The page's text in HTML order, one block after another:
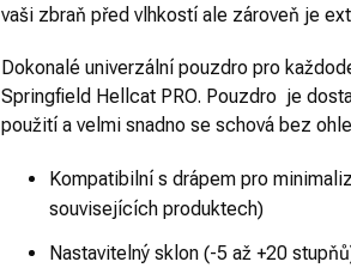
vaši zbraň před vlhkostí ale zároveň je
Dokonalé univerzální pouzdro pro
Springfield Hellcat PRO. Pouzdro je
použití a velmi snadno se schová bez
Kompatibilní s drápem pro
souvisejících produktech)
Nastavitelný sklon (-5 až +20